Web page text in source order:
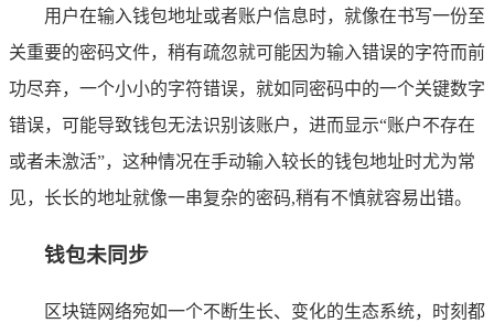
用户在输入钱包地址或者账户信息时，就像在书写一份至
关重要的密码文件，稍有疏忽就可能因为输入错误的字符而前
功尽弃，一个小小的字符错误，就如同密码中的一个关键数字
错误，可能导致钱包无法识别该账户，进而显示“账户不存在
或者未激活”，这种情况在手动输入较长的钱包地址时尤为常
见，长长的地址就像一串复杂的密码,稍有不慎就容易出错。
钱包未同步
区块链网络宛如一个不断生长、变化的生态系统，时刻都